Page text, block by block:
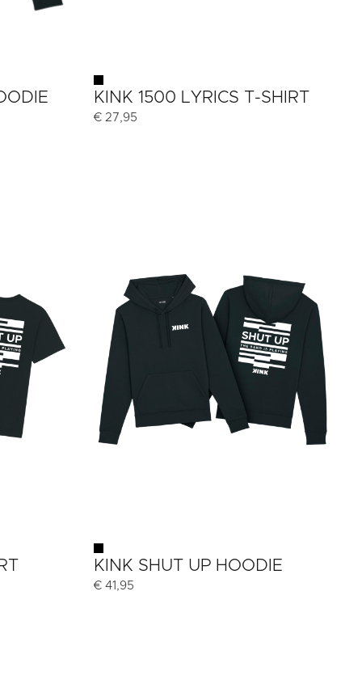
KINK 1500 LYRICS T-SHIRT
€27,95
KINK SHUT UP HOODIE
€41,95